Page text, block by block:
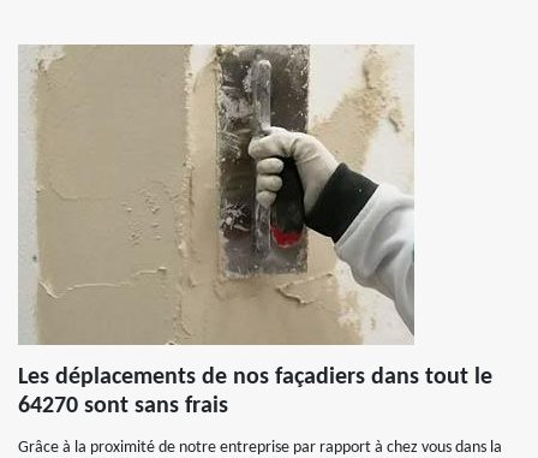
Les déplacements de nos façadiers dans tout le
64270 sont sans frais
Grâce à la proximité de notre entreprise par rapport à chez vous dans la